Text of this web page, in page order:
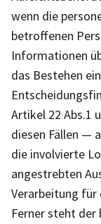
wenn die
betroffenen
Informationen
das Bestehen
Artikel 22 Abs.1
diesen Fällen —
die involvierte
angestrebten
Verarbeitung
Ferner steht